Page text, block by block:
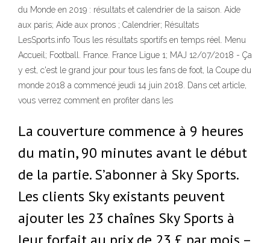
du Monde en 2019 : résultats et calendrier de la saison. Aide
aux paris; Aide aux pronos ; Calendrier; Résultats
LesSports.info Tous les résultats sportifs en temps réel. Menu
Accueil; Football. France. France Ligue 1; MAJ 12/07/2018 - Ça
y est, c'est le grand jour pour tous les fans de foot, la Coupe du
monde 2018 a commencé jeudi 14 juin 2018. Dans cet article,
vous verrez comment en profiter dans les
La couverture commence à 9 heures
du matin, 90 minutes avant le début
de la partie. S’abonner à Sky Sports.
Les clients Sky existants peuvent
ajouter les 23 chaînes Sky Sports à